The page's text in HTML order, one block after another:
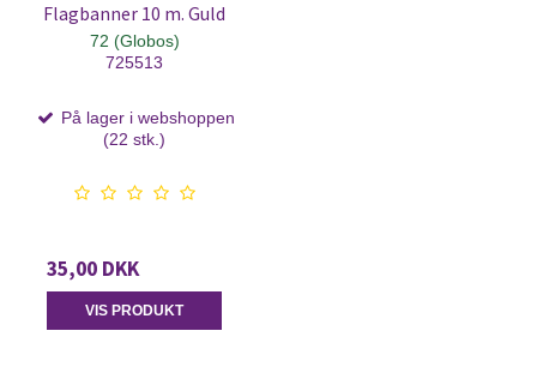
Flagbanner 10 m. Guld
72 (Globos)
725513
På lager i webshoppen
(22 stk.)
35,00 DKK
VIS PRODUKT